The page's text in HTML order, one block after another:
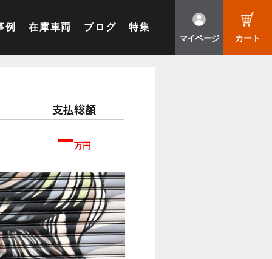
例 在庫車両 ブログ 特集
マイページ カート
支払総額
–